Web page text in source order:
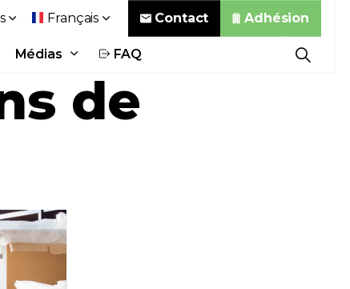
Médias FAQ
Français Contact Adhésion
de